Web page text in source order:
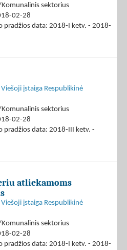
sektorius
02-28
pradžios data: 2018-I ketv. - 2018-
Viešoji įstaiga Respublikinė
sektorius
02-28
pradžios data: 2018-III ketv. -
atliekamoms
Viešoji įstaiga Respublikinė
sektorius
02-28
pradžios data: 2018-I ketv. - 2018-